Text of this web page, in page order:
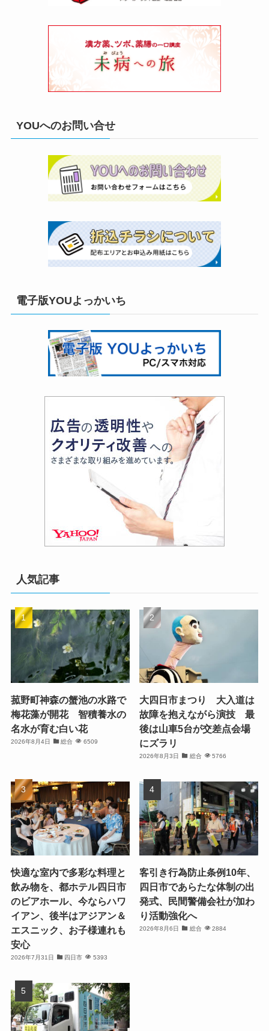
YOUへのお問い合せ
電子版YOUよっかいち
人気記事
菰野町神森の蟹池の水路で
梅花藻が開花 智積養水の
名水が育む白い花
2026年8月4日 総合 6509
大四日市まつり 大入道は
故障を抱えながら演技 最
後は山車5台が交差点会場
にズラリ
2026年8月3日 総合 5766
快適な室内で多彩な料理と
飲み物を、都ホテル四日市
のビアホール、今ならハワ
イアン、後半はアジアン＆
エスニック、お子様連れも
安心
2026年7月31日 四日市 5393
客引き行為防止条例10年、
四日市であらたな体制の出
発式、民間警備会社が加わ
り活動強化へ
2026年8月6日 総合 2884